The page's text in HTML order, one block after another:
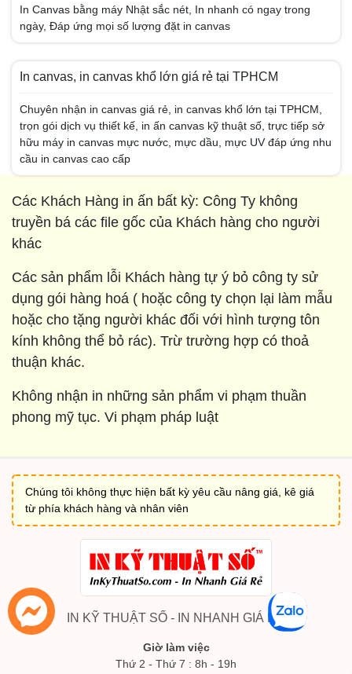
In Canvas bằng máy Nhật sắc nét, In nhanh có ngay trong
ngày, Đáp ứng mọi số lượng đặt in canvas
In canvas, in canvas khổ lớn giá rẻ tại TPHCM
Chuyên nhận in canvas giá rẻ, in canvas khổ lớn tại TPHCM,
trọn gói dịch vụ thiết kế, in ấn canvas kỹ thuật số, trực tiếp sở
hữu máy in canvas mực nước, mực dầu, mực UV đáp ứng nhu
cầu in canvas cao cấp
Các Khách Hàng in ấn bất kỳ: Công Ty không
truyền bá các file gốc của Khách hàng cho người
khác
Các sản phẩm lỗi Khách hàng tự ý bỏ công ty sử
dụng gói hàng hoá ( hoặc công ty chọn lại làm mẫu
hoặc cho tặng người khác đối với hình tượng tôn
kính không thể bỏ rác). Trừ trường hợp có thoả
thuận khác.
Không nhận in những sản phẩm vi phạm thuần
phong mỹ tục. Vi phạm pháp luật
Chúng tôi không thực hiện bất kỳ yêu cầu nâng giá, kê giá
từ phía khách hàng và nhân viên
IN KỸ THUẬT SỐ - IN NHANH GIÁ RẺ
Giờ làm việc
Thứ 2 - Thứ 7 : 8h - 19h